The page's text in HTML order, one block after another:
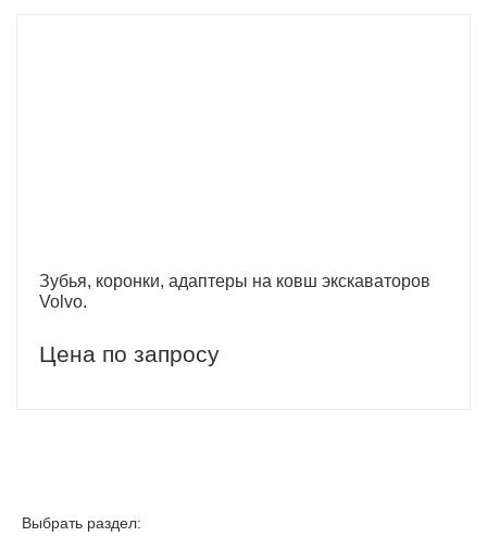
Зубья, коронки, адаптеры на ковш экскаваторов
Volvo.
Цена по запросу
Выбрать раздел: